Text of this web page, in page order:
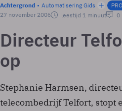
Achtergrond Automatisering Gids
PRO
27 november 2006
leestijd 1 minuut 0
Directeur
op
Stephanie Harmsen,
telecombedrijf Telfort, stopt